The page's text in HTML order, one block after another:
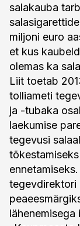
salakauba
miljoni euro
et kus
olemas ka
Liit toetab
tolliameti
ja -tubaka
laekumise
tegevusi
tegevdirektori
lähenemisega